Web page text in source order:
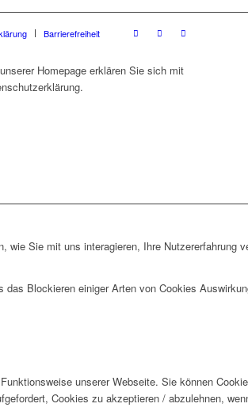
Barrierefreiheit
Homepage erklären Sie sich mit
Sie mit uns interagieren, Ihre Nutzererfahrung
Blockieren einiger Arten von Cookies
unserer Webseite. Sie können
Cookies zu akzeptieren / abzulehnen,